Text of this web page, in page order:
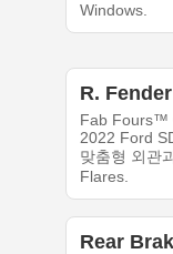
Windows.
R.
Fab Fours™
2022 Ford
맞춤형 외관
Flares.
Rear